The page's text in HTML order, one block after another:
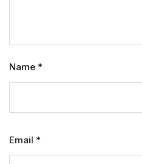
Name *
Email *